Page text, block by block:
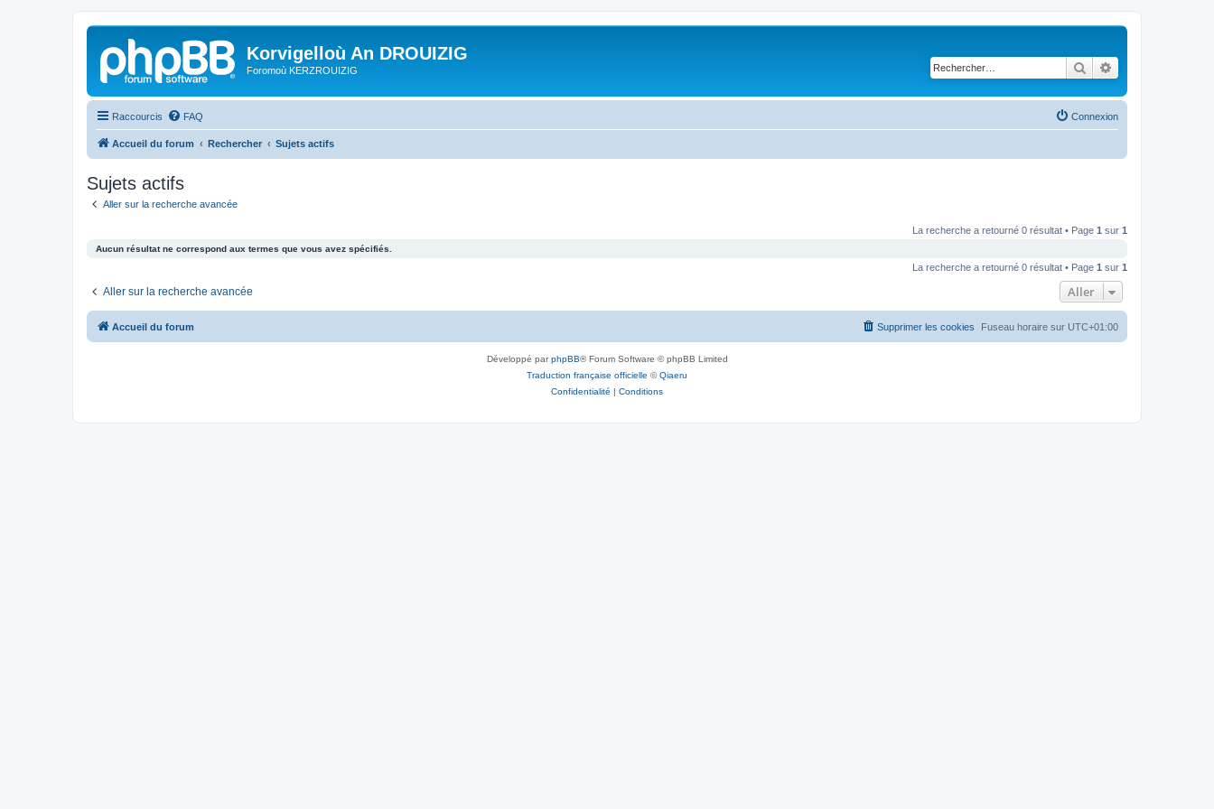
Korvigelloù An DROUIZIG
Foromoù KERZROUIZIG Rechercher
Raccourcis FAQ Connexion
Accueil du forum Rechercher Sujets actifs
Sujets actifs
Aller sur la recherche avancée
La recherche a retourné 0 résultat • Page 1 sur 1
Aucun résultat ne correspond aux termes que vous avez spécifiés.
La recherche a retourné 0 résultat • Page 1 sur 1
Aller sur la recherche avancée Aller
Accueil du forum Fuseau horaire sur UTC+01:00
Supprimer les cookies
Développé parphpBB® Forum Software © phpBB Limited
Traduction française officielle ©Qiaeru
Confidentialité | Conditions